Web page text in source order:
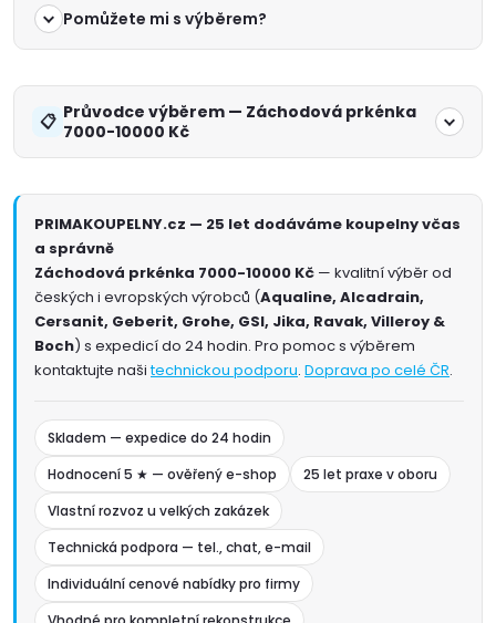
Pomůžete mi s výběrem?
Průvodce výběrem — Záchodová prkénka
7000-10000 Kč
PRIMAKOUPELNY.cz — 25 let dodáváme koupelny včas
a správně
Záchodová prkénka 7000-10000 Kč — kvalitní výběr od
českých i evropských výrobců (Aqualine, Alcadrain,
Cersanit, Geberit, Grohe, GSI, Jika, Ravak, Villeroy &
Boch) s expedicí do 24 hodin. Pro pomoc s výběrem
kontaktujte našitechnickou podporu. Doprava po celé ČR.
Skladem — expedice do 24 hodin
Hodnocení 5 ★ — ověřený e-shop
25 let praxe v oboru
Vlastní rozvoz u velkých zakázek
Technická podpora — tel., chat, e-mail
Individuální cenové nabídky pro firmy